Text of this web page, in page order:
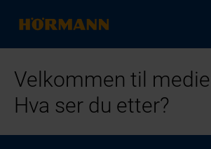
Velkommen til
Hva ser du etter?